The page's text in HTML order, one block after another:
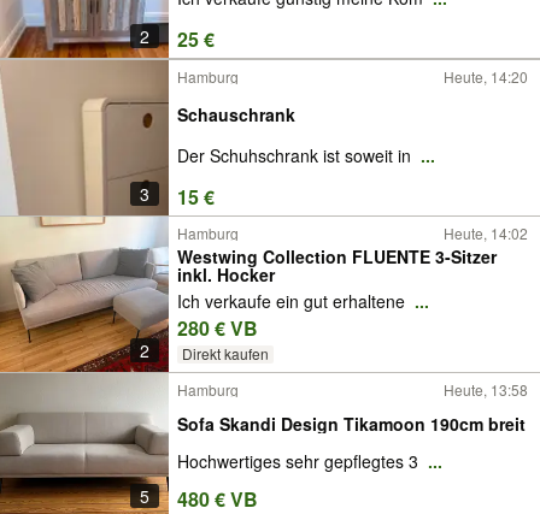
2 25 €
3
Hamburg Heute, 14:20
Schauschrank
Der Schuhschrank ist soweit in ...
15 €
2
Hamburg Heute, 14:02
Westwing Collection FLUENTE 3-Sitzer
inkl. Hocker
Ich verkaufe ein gut erhaltene ...
280 € VB
Direkt kaufen
5
Hamburg Heute, 13:58
Sofa Skandi Design Tikamoon 190cm breit
Hochwertiges sehr gepflegtes 3 ...
480 € VB